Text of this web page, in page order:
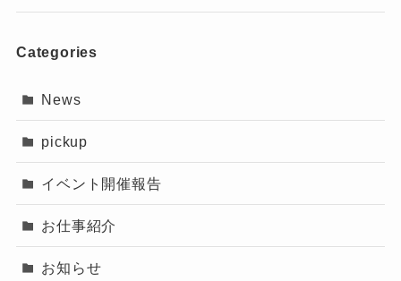
Categories
News
pickup
イベント開催報告
お仕事紹介
お知らせ